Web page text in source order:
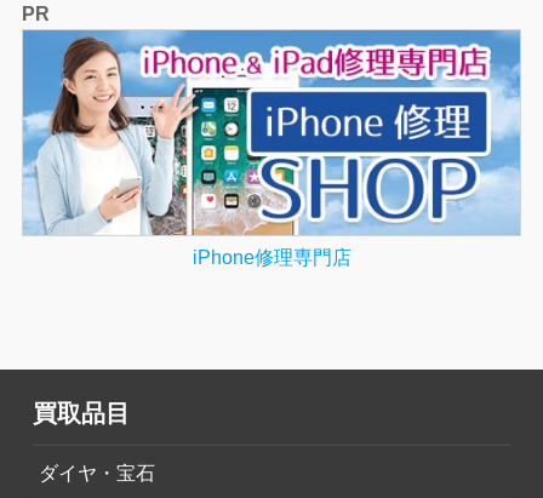
PR
iPhone修理専門店
買取品目
ダイヤ・宝石